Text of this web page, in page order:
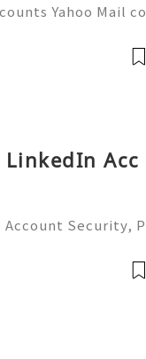
Yahoo Mail co
and online a
LinkedIn Acc
Account Security, P
7 Customer Suppo